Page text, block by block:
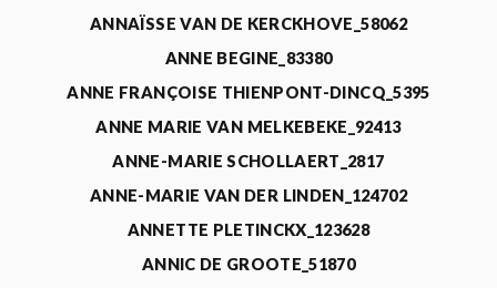
ANNAÏSSE VAN DE KERCKHOVE_58062
ANNE BEGINE_83380
ANNE FRANÇOISE THIENPONT-DINCQ_5395
ANNE MARIE VAN MELKEBEKE_92413
ANNE-MARIE SCHOLLAERT_2817
ANNE-MARIE VAN DER LINDEN_124702
ANNETTE PLETINCKX_123628
ANNIC DE GROOTE_51870